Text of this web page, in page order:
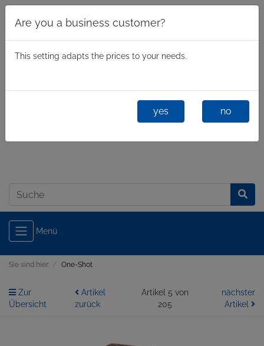
Menü
Are you a business customer?
This setting adapts the prices to your needs.
yes no
Sie sind hier: One-Shot
Zur
Übersicht
Artikel
zurück
Artikel 5 von
205
nächster
Artikel